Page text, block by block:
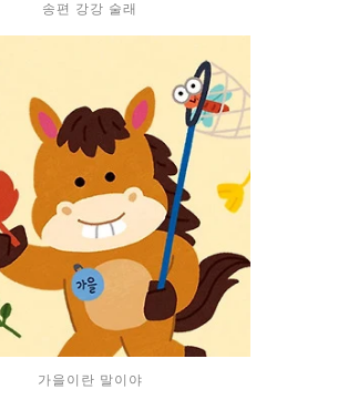
송편 강강 술래
가을이란 말이야